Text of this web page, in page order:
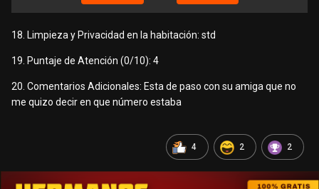
18. Limpieza y Privacidad en la habitación: std
19. Puntaje de Atención (0/10): 4
20. Comentarios Adicionales: Esta de paso con su amiga que no
me quizo decir en que número estaba
4 2 2